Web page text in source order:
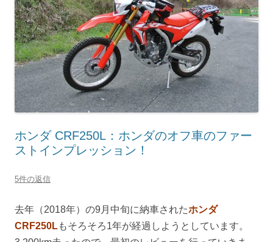
ホンダ CRF250L：ホンダのオフ車のファー
ストインプレッション！
5件の返信
去年（2018年）の9月中旬に納車されたホンダ
CRF250Lもそろそろ1年が経過しようとしています。